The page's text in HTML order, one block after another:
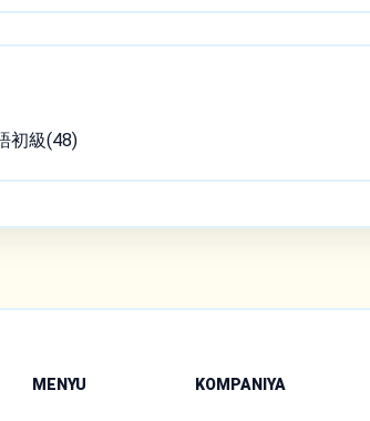
初級(48)
MENYU KOMPANIYA